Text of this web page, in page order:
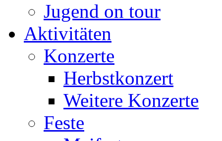
Jugend on tour
Aktivitäten
Konzerte
Herbstkonzert
Weitere Konzerte
Feste